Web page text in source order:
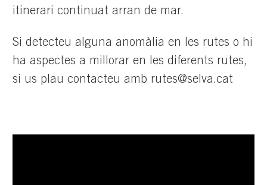
itinerari continuat arran de mar.
Si detecteu alguna anomàlia en les rutes o hi
ha aspectes a millorar en les diferents rutes,
si us plau contacteu amb rutes@selva.cat